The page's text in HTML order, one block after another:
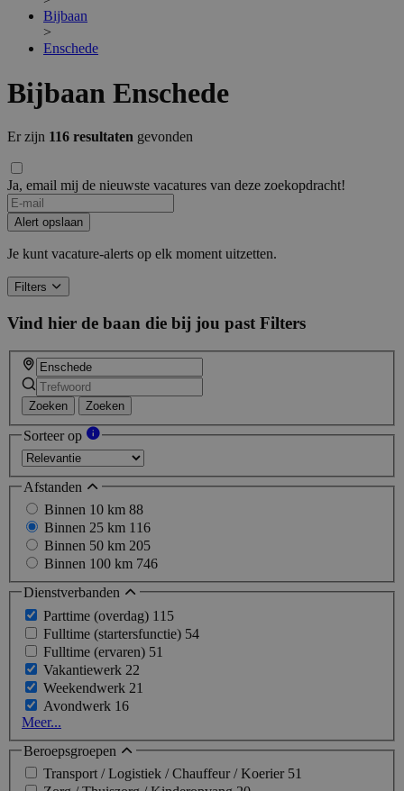
Bijbaan
>
Enschede
Bijbaan Enschede
Er zijn 116 resultaten gevonden
Ja, email mij de nieuwste vacatures van deze zoekopdracht!
Alert opslaan
Je kunt vacature-alerts op elk moment uitzetten.
Filters
Vind hier de baan die bij jou past Filters
Zoeken Zoeken
Sorteer op
Afstanden
Binnen 10 km 88
Binnen 25 km 116
Binnen 50 km 205
Binnen 100 km 746
Dienstverbanden
Parttime (overdag) 115
Fulltime (startersfunctie) 54
Fulltime (ervaren) 51
Vakantiewerk 22
Weekendwerk 21
Avondwerk 16
Meer...
Beroepsgroepen
Transport / Logistiek / Chauffeur / Koerier 51